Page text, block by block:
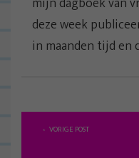
deze week
in maanden tijd en
VORIGE POST